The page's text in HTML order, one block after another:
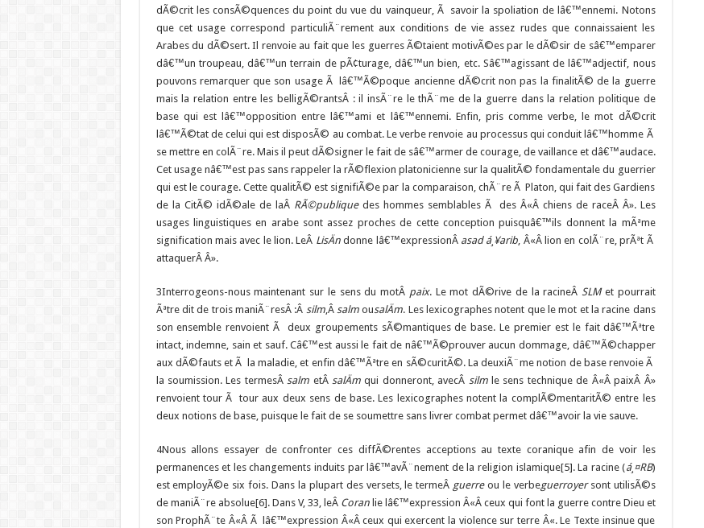
dÃ©crit les consÃ©quences du point du vue du vainqueur, Ã savoir la spoliation de lâ€™ennemi. Notons
que cet usage correspond particuliÃ¨rement aux conditions de vie assez rudes que connaissaient les
Arabes du dÃ©sert. Il renvoie au fait que les guerres Ã©taient motivÃ©es par le dÃ©sir de sâ€™emparer
dâ€™un troupeau, dâ€™un terrain de pÃ¢turage, dâ€™un bien, etc. Sâ€™agissant de lâ€™adjectif, nous
pouvons remarquer que son usage Ã lâ€™Ã©poque ancienne dÃ©crit non pas la finalitÃ© de la guerre
mais la relation entre les belligÃ©rantsÂ : il insÃ¨re le thÃ¨me de la guerre dans la relation politique de
base qui est lâ€™opposition entre lâ€™ami et lâ€™ennemi. Enfin, pris comme verbe, le mot dÃ©crit
lâ€™Ã©tat de celui qui est disposÃ© au combat. Le verbe renvoie au processus qui conduit lâ€™homme Ã
se mettre en colÃ¨re. Mais il peut dÃ©signer le fait de sâ€™armer de courage, de vaillance et dâ€™audace.
Cet usage nâ€™est pas sans rappeler la rÃ©flexion platonicienne sur la qualitÃ© fondamentale du guerrier
qui est le courage. Cette qualitÃ© est signifiÃ©e par la comparaison, chÃ¨re Ã Platon, qui fait des Gardiens
de la CitÃ© idÃ©ale de laÂ RÃ©publiquedes hommes semblables Ã des Â«Â chiens de raceÂ Â». Les
usages linguistiques en arabe sont assez proches de cette conception puisquâ€™ils donnent la mÃªme
signification mais avec le lion. LeÂ LisÄndonne lâ€™expressionÂ asad á¸¥arib, Â«Â lion en colÃ¨re, prÃªt Ã
attaquerÂ Â».
3Interrogeons-nous maintenant sur le sens du motÂ paix. Le mot dÃ©rive de la racineÂ SLMet pourrait
Ãªtre dit de trois maniÃ¨resÂ :Â silm,Â salmousalÄm. Les lexicographes notent que le mot et la racine dans
son ensemble renvoient Ã deux groupements sÃ©mantiques de base. Le premier est le fait dâ€™Ãªtre
intact, indemne, sain et sauf. Câ€™est aussi le fait de nâ€™Ã©prouver aucun dommage, dâ€™Ã©chapper
aux dÃ©fauts et Ã la maladie, et enfin dâ€™Ãªtre en sÃ©curitÃ©. La deuxiÃ¨me notion de base renvoie Ã
la soumission. Les termesÂsalm etÂ salÄmqui donneront, avecÂ silmle sens technique de Â«Â paixÂ Â»
renvoient tour Ã tour aux deux sens de base. Les lexicographes notent la complÃ©mentaritÃ© entre les
deux notions de base, puisque le fait de se soumettre sans livrer combat permet dâ€™avoir la vie sauve.
4Nous allons essayer de confronter ces diffÃ©rentes acceptions au texte coranique afin de voir les
permanences et les changements induits par lâ€™avÃ¨nement de la religion islamique[5]. La racine (á¸¤RB)
est employÃ©e six fois. Dans la plupart des versets, le termeÂ guerreou le verbeguerroyersont utilisÃ©s
de maniÃ¨re absolue[6]. Dans V, 33, leÂ Coranlie lâ€™expression Â«Â ceux qui font la guerre contre Dieu et
son ProphÃ¨te Â«Â Ã lâ€™expression Â«Â ceux qui exercent la violence sur terre Â«. Le Texte insinue que